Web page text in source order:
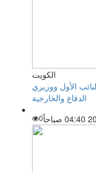
الكويت
الأول ووزيري
الدفاع والخارجية
0